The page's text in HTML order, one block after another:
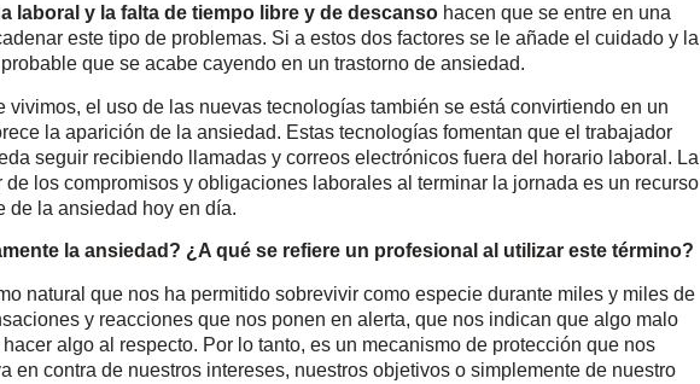
laboral y la falta de tiempo libre y de descanso hacen que se entre en una
este tipo de problemas. Si a estos dos factores se le añade el cuidado y la
que se acabe cayendo en un trastorno de ansiedad.
vivimos, el uso de las nuevas tecnologías también se está convirtiendo en un
la aparición de la ansiedad. Estas tecnologías fomentan que el trabajador
seguir recibiendo llamadas y correos electrónicos fuera del horario laboral. La
los compromisos y obligaciones laborales al terminar la jornada es un recurso
de la ansiedad hoy en día.
la ansiedad? ¿A qué se refiere un profesional al utilizar este término?
natural que nos ha permitido sobrevivir como especie durante miles y miles de
y reacciones que nos ponen en alerta, que nos indican que algo malo
algo al respecto. Por lo tanto, es un mecanismo de protección que nos
en contra de nuestros intereses, nuestros objetivos o simplemente de nuestro